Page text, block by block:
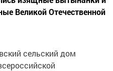
Великой Отечественной
сельский дом